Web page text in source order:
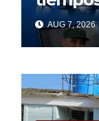
AUG 7, 2026